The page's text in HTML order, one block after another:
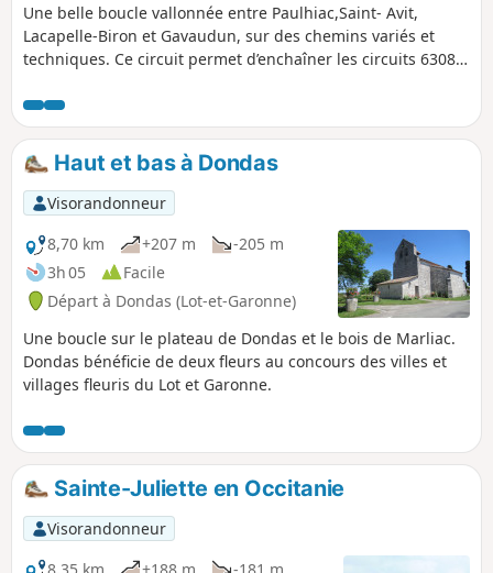
Une belle boucle vallonnée entre Paulhiac,Saint- Avit,
Lacapelle-Biron et Gavaudun, sur des chemins variés et
techniques. Ce circuit permet d’enchaîner les circuits 6308
départ a lieu à Paulhiac.
Haut et bas à Dondas
Visorandonneur
8,70 km
+207 m
-205 m
3h 05
Facile
Départ à Dondas (Lot-et-Garonne)
Une boucle sur le plateau de Dondas et le bois de Marliac.
Dondas bénéficie de deux fleurs au concours des villes et
villages fleuris du Lot et Garonne.
Sainte-Juliette en Occitanie
Visorandonneur